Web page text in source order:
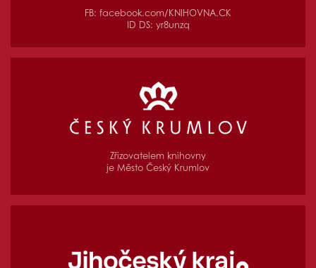
FB: facebook.com/KNIHOVNA.CK
ID DS: yr8unzq
Zřizovatelem knihovny
je Město Český Krumlov